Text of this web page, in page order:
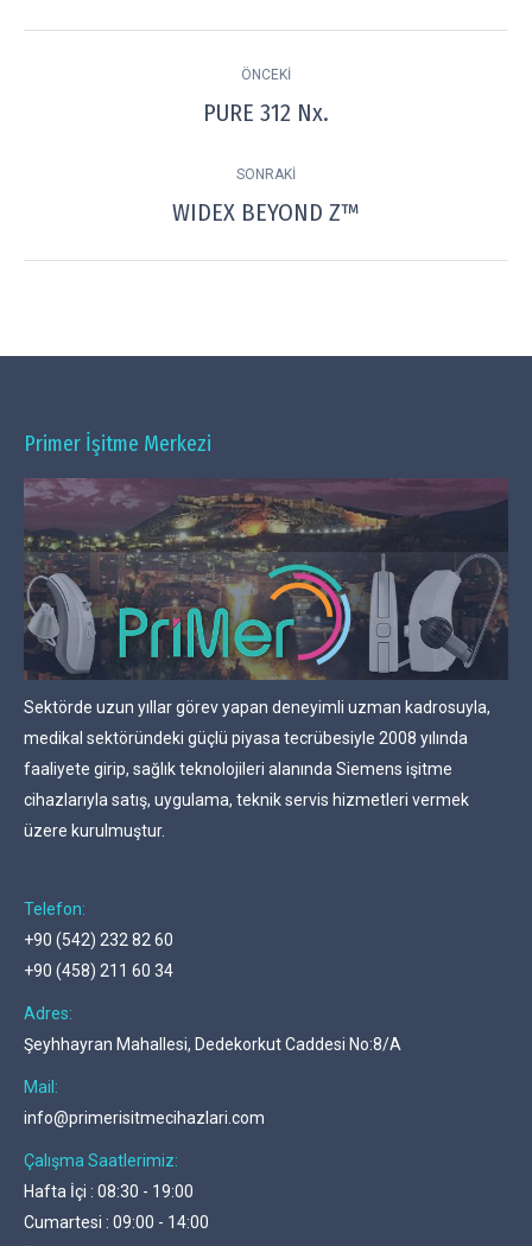
ÖNCEKI
Previous
PURE 312 Nx.
SONRAKI
Next
WIDEX BEYOND Z™
Primer İşitme Merkezi
Sektörde uzun yıllar görev yapan deneyimli uzman kadrosuyla,
medikal sektöründeki güçlü piyasa tecrübesiyle 2008 yılında
faaliyete girip, sağlık teknolojileri alanında Siemens işitme
cihazlarıyla satış, uygulama, teknik servis hizmetleri vermek
üzere kurulmuştur.
Telefon:
+90 (542) 232 82 60
+90 (458) 211 60 34
Adres:
Şeyhhayran Mahallesi, Dedekorkut Caddesi No:8/A
Mail:
info@primerisitmecihazlari.com
Çalışma Saatlerimiz:
Hafta İçi : 08:30 - 19:00
Cumartesi : 09:00 - 14:00